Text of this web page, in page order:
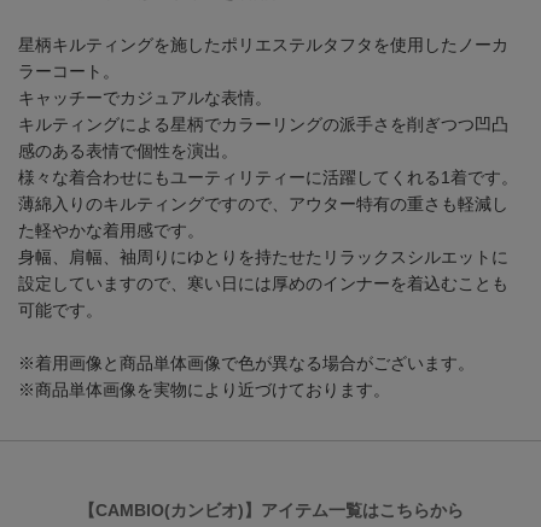
星柄キルティングを施したポリエステルタフタを使用したノーカ
ラーコート。
キャッチーでカジュアルな表情。
キルティングによる星柄でカラーリングの派手さを削ぎつつ凹凸
感のある表情で個性を演出。
様々な着合わせにもユーティリティーに活躍してくれる1着です。
薄綿入りのキルティングですので、アウター特有の重さも軽減し
た軽やかな着用感です。
身幅、肩幅、袖周りにゆとりを持たせたリラックスシルエットに
設定していますので、寒い日には厚めのインナーを着込むことも
可能です。
※着用画像と商品単体画像で色が異なる場合がございます。
※商品単体画像を実物により近づけております。
【CAMBIO(カンビオ)】アイテム一覧はこちらから